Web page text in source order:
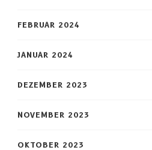
FEBRUAR 2024
JANUAR 2024
DEZEMBER 2023
NOVEMBER 2023
OKTOBER 2023